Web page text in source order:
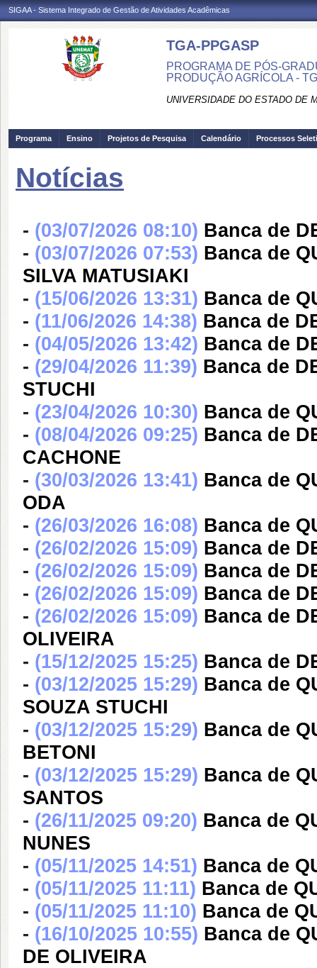
SIGAA - Sistema Integrado de Gestão de Atividades Acadêmicas
TGA-PPGASP
PROGRAMA DE PÓS-
PRODUÇÃO AGRÍCOLA -
UNIVERSIDADE DO ESTADO DE
Programa Ensino Projetos de Pesquisa Calendário Processos
Notícias
- (03/07/2026 08:10) Banca de
- (03/07/2026 07:53) Banca de
SILVA MATUSIAKI
- (15/06/2026 13:31) Banca de
- (11/06/2026 14:38) Banca de
- (04/05/2026 13:42) Banca de
- (29/04/2026 11:39) Banca de
STUCHI
- (23/04/2026 10:30) Banca de
- (08/04/2026 09:25) Banca de
CACHONE
- (30/03/2026 13:41) Banca de
ODA
- (26/03/2026 16:08) Banca de
- (26/02/2026 15:09) Banca de
- (26/02/2026 15:09) Banca de
- (26/02/2026 15:09) Banca de
- (26/02/2026 15:09) Banca de
OLIVEIRA
- (15/12/2025 15:25) Banca de
- (03/12/2025 15:29) Banca de
SOUZA STUCHI
- (03/12/2025 15:29) Banca de
BETONI
- (03/12/2025 15:29) Banca de
SANTOS
- (26/11/2025 09:20) Banca de
NUNES
- (05/11/2025 14:51) Banca de
- (05/11/2025 11:11) Banca de
- (05/11/2025 11:10) Banca de
- (16/10/2025 10:55) Banca de
DE OLIVEIRA